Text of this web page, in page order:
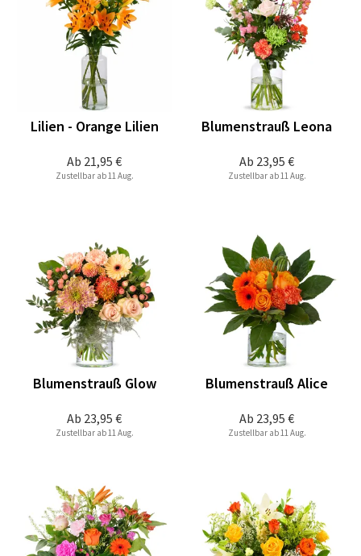
Ab 21,95 €
Lilien - Orange Lilien
Zustellbar ab 11 Aug.
Ab 23,95 €
Blumenstrauß Leona
Zustellbar ab 11 Aug.
Ab 23,95 €
Blumenstrauß Glow
Zustellbar ab 11 Aug.
Ab 23,95 €
Blumenstrauß Alice
Zustellbar ab 11 Aug.